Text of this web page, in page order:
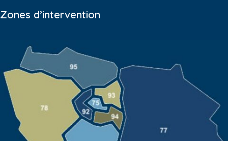
Zones d’intervention